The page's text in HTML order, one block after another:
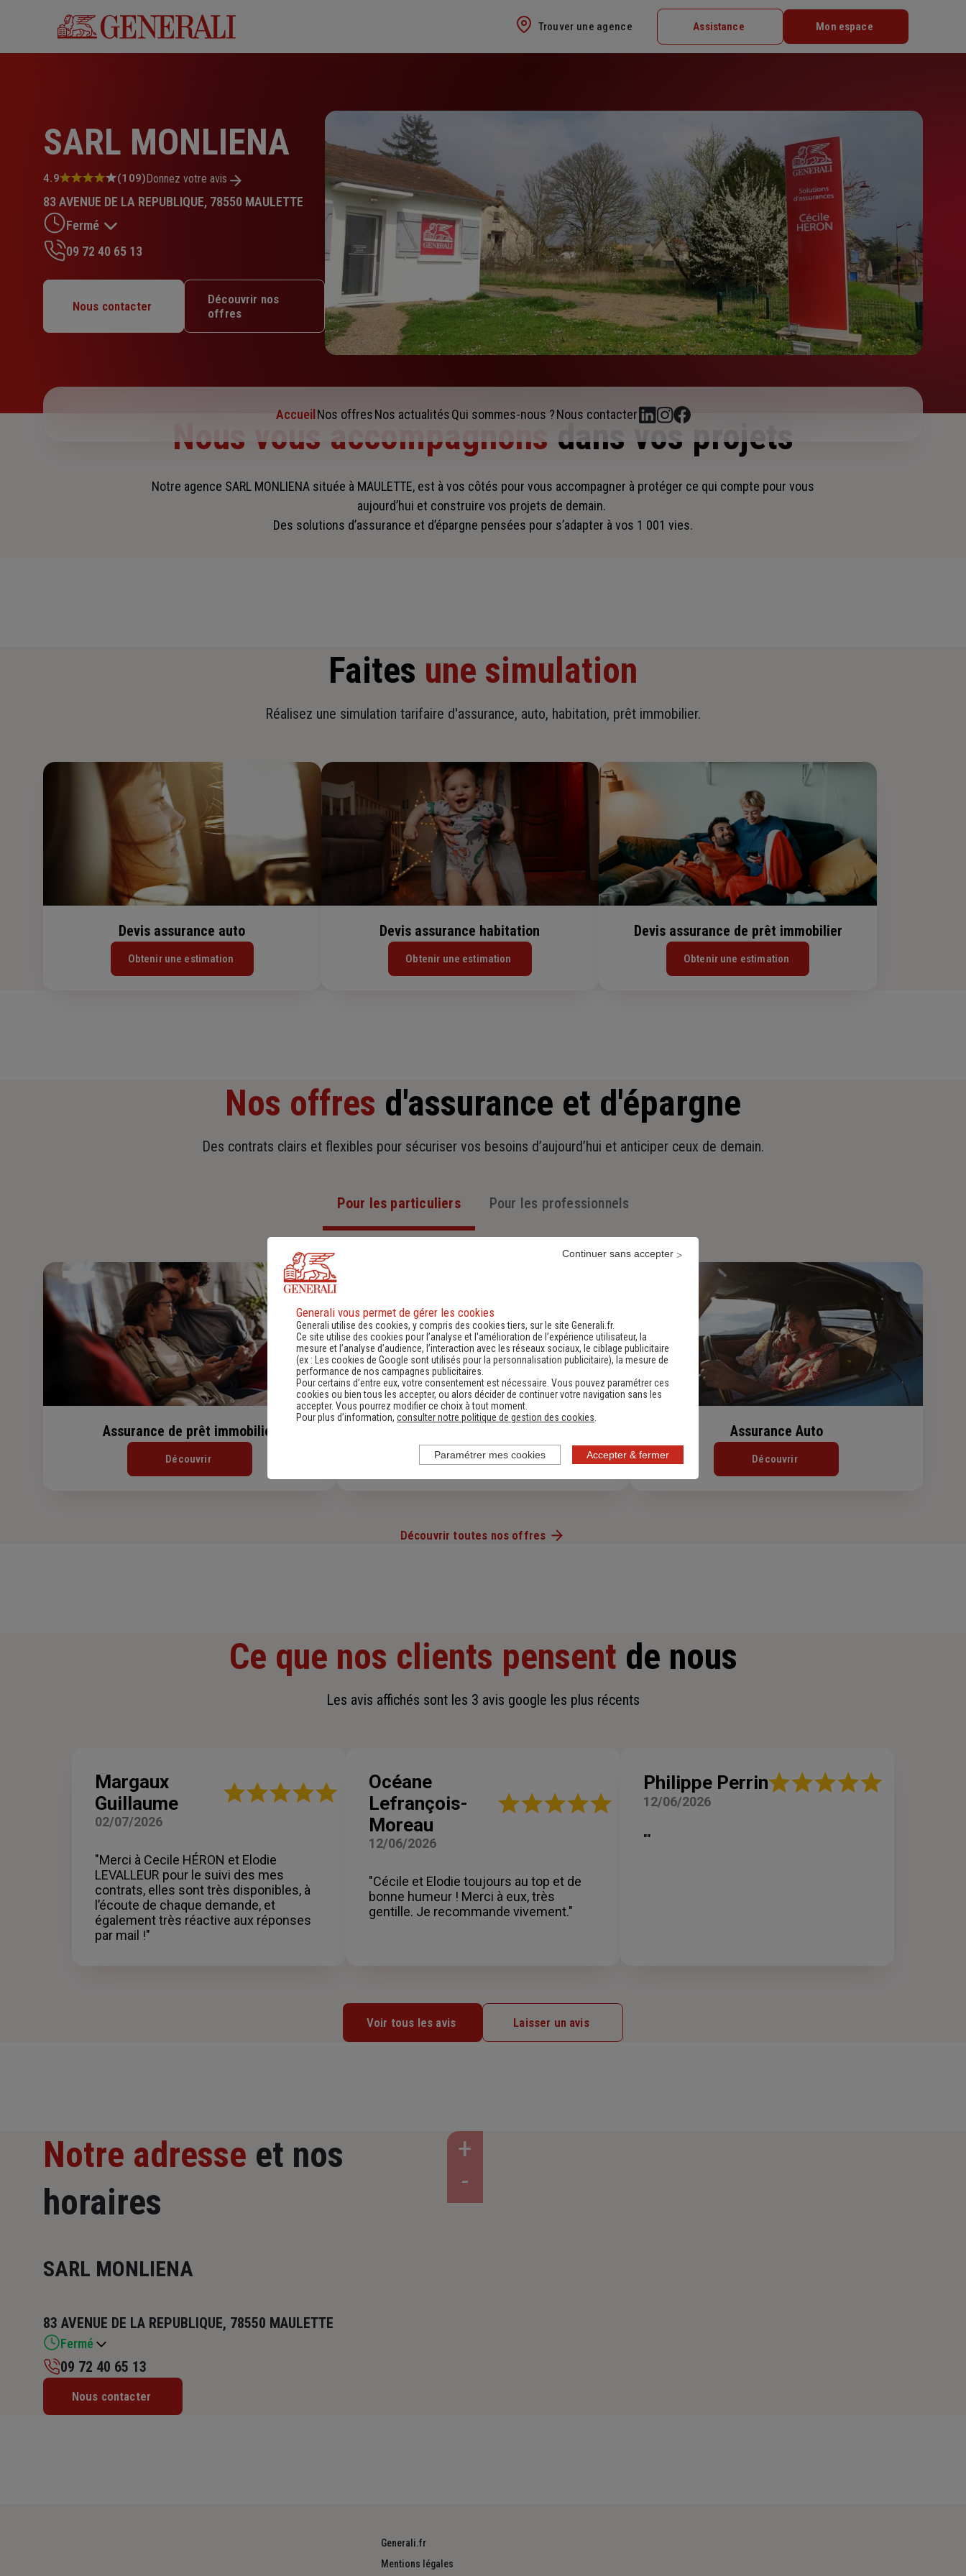
Trouver une agence Assistance Mon espace
SARL MONLIENA
Note
4.9
sur
5
étoiles
4.9 (109)Donnez votre avis
83 AVENUE DE LA REPUBLIQUE, 78550 MAULETTE
Fermé
Mardi : 09h30 – 12h30 / 14h – 18h
Mercredi : 09h30 – 12h30 / 14h – 18h
Jeudi : 09h30 – 12h30 / 14h – 18h
09 72 40 65 13
Nous contacter
Découvrir nos
offres
Accueil Nos offresNos actualitésQui sommes-nous ?Nous contacter
Nous vous accompagnons dans vos projets
Notre agence SARL MONLIENA située à MAULETTE, est à vos côtés pour vous accompagner à protéger ce qui compte pour vous
aujourd’hui et construire vos projets de demain.
Des solutions d’assurance et d’épargne pensées pour s’adapter à vos 1 001 vies.
Faites une simulation
Réalisez une simulation tarifaire d'assurance, auto, habitation, prêt immobilier.
Devis assurance auto
Obtenir une estimation
Devis assurance habitation
Obtenir une estimation
Devis assurance de prêt immobilier
Obtenir une estimation
Nos offres d'assurance et d'épargne
Des contrats clairs et flexibles pour sécuriser vos besoins d’aujourd’hui et anticiper ceux de demain.
Pour les particuliers Pour les professionnels
Assurance de prêt immobilier
Découvrir Découvrir
Assurance Auto
Découvrir
Découvrir toutes nos offres
Ce que nos clients pensent de nous
Les avis affichés sont les 3 avis google les plus récents
Margaux
Guillaume
Note
étoiles
02/07/2026
"Merci à Cecile HÉRON et Elodie
LEVALLEUR pour le suivi des mes
contrats, elles sont très disponibles, à
l’écoute de chaque demande, et
également très réactive aux réponses
par mail !"
Océane
Lefrançois-
Moreau
Note
12/06/2026
"Cécile et Elodie toujours au top et de
bonne humeur ! Merci à eux, très
gentille. Je recommande vivement."
Philippe PerrinNote
12/06/2026
""
Voir tous les avis Laisser un avis
Notre adresse et nos
horaires
SARL MONLIENA
83 AVENUE DE LA REPUBLIQUE, 78550 MAULETTE
Fermé
Mardi : 09h30 – 12h30 / 14h – 18h
09 72 40 65 13
Nous contacter
Generali.fr
Mentions légales
Generali vous permet de gérer les cookies
Generali utilise des cookies, y compris des cookies tiers, sur le site Generali.fr.
Ce site utilise des cookies pour l’analyse et l'amélioration de l’expérience utilisateur, la
mesure et l’analyse d’audience, l’interaction avec les réseaux sociaux, le ciblage publicitaire
(ex : Les cookies de Google sont utilisés pour la personnalisation publicitaire), la mesure de
performance de nos campagnes publicitaires.
Pour certains d’entre eux, votre consentement est nécessaire. Vous pouvez paramétrer ces
cookies ou bien tous les accepter, ou alors décider de continuer votre navigation sans les
accepter. Vous pourrez modifier ce choix à tout moment.
Pour plus d’information, consulter notre politique de gestion des cookies.
Accepter & fermer
Continuer sans accepter
Paramétrer mes cookies